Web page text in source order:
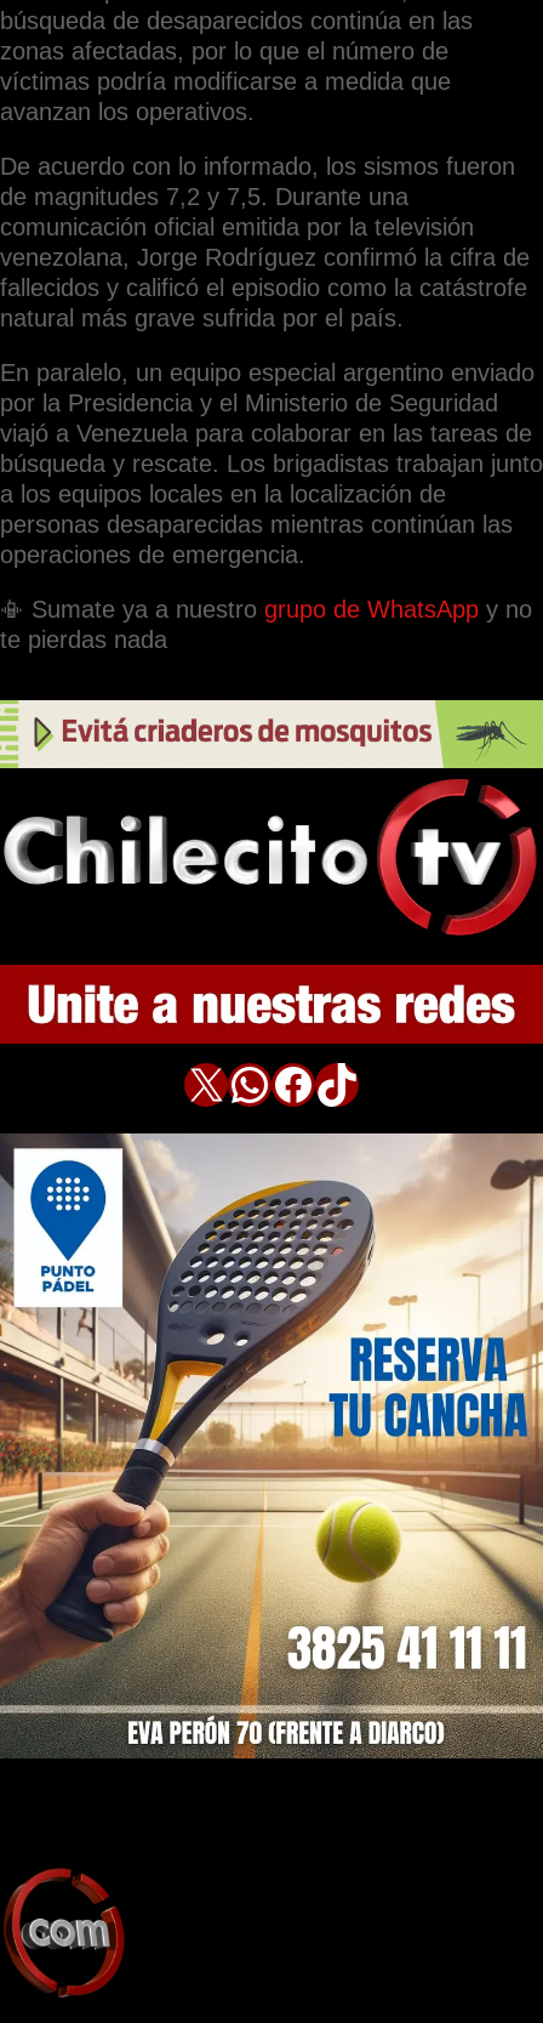
búsqueda de desaparecidos continúa en las
zonas afectadas, por lo que el número de
víctimas podría modificarse a medida que
avanzan los operativos.
De acuerdo con lo informado, los sismos fueron
de magnitudes 7,2 y 7,5. Durante una
comunicación oficial emitida por la televisión
venezolana, Jorge Rodríguez confirmó la cifra de
fallecidos y calificó el episodio como la catástrofe
natural más grave sufrida por el país.
En paralelo, un equipo especial argentino enviado
por la Presidencia y el Ministerio de Seguridad
viajó a Venezuela para colaborar en las tareas de
búsqueda y rescate. Los brigadistas trabajan junto
a los equipos locales en la localización de
personas desaparecidas mientras continúan las
operaciones de emergencia.
📳 Sumate ya a nuestro grupo de WhatsApp y no
te pierdas nada
X WhatsApp Facebook TikTok